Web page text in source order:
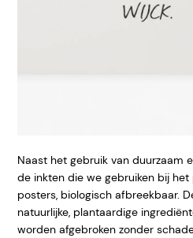
Naast het gebruik van duurzaam
de inkten die we gebruiken bij
posters, biologisch afbreekbaar.
natuurlijke, plantaardige
worden afgebroken zonder